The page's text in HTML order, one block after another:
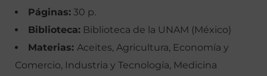
Páginas: 30 p.
Biblioteca: Biblioteca de la UNAM (México)
Materias: Aceites, Agricultura, Economía y
Comercio, Industria y Tecnología, Medicina